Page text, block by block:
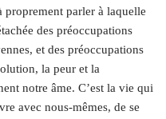
proprement parler à laquelle
des préoccupations
et des préoccupations
la peur et la
notre âme. C’est la vie qui
avec nous-mêmes, de se